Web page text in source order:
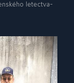
letectva-